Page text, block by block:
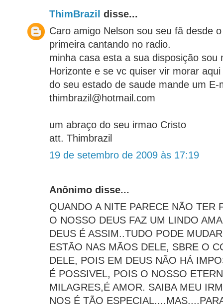
ThimBrazil disse...
Caro amigo Nelson sou seu fã desde
primeira cantando no radio.
minha casa esta a sua disposição sou
Horizonte e se vc quiser vir morar
do seu estado de saude mande um E-
thimbrazil@hotmail.com
um abraço do seu irmao Cristo
att. Thimbrazil
19 de setembro de 2009 às 17:19
Anônimo disse...
QUANDO A NITE PARECE NÃO TER
O NOSSO DEUS FAZ UM LINDO
DEUS É ASSIM..TUDO PODE
ESTÃO NAS MÃOS DELE, SBRE O
DELE, POIS EM DEUS NÃO HÁ
É POSSIVEL, POIS O NOSSO
MILAGRES,É AMOR. SAIBA MEU
NOS É TÃO